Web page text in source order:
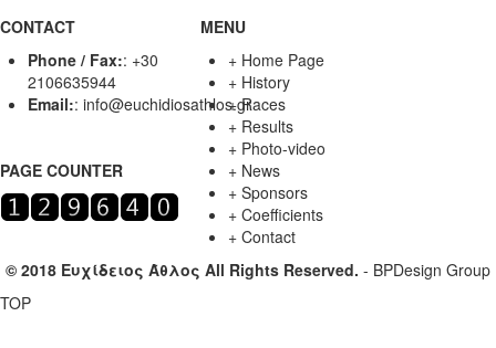
CONTACT
Phone / Fax:: +30
2106635944
Email:: info@euchidiosathlos.gr
PAGE COUNTER
MENU
+ Home Page
+ History
+Races
+ Results
+ Photo-video
+ News
+Sponsors
+Coefficients
+Contact
© 2018 Ευχίδειος Άθλος All Rights Reserved. - BPDesign Group
TOP